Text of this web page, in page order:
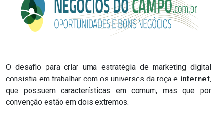
O desafio para criar uma estratégia de marketing digital
consistia em trabalhar com os universos da roça e internet,
que possuem características em comum, mas que por
convenção estão em dois extremos.